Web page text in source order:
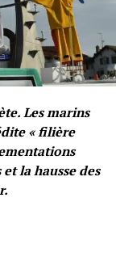
Les marins
« filière
la hausse des